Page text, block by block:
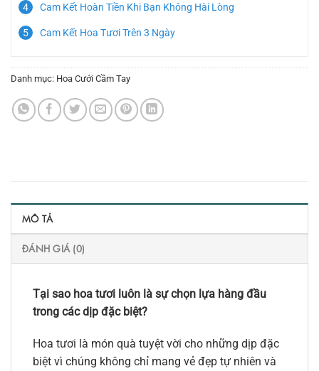
Cam Kết Hoàn Tiền Khi Bạn Không Hài Lòng
Cam Kết Hoa Tươi Trên 3 Ngày
Danh mục: Hoa Cưới Cầm Tay
MÔ TẢ
ĐÁNH GIÁ (0)
Tại sao hoa tươi luôn là sự chọn lựa hàng đầu
trong các dịp đặc biệt?
Hoa tươi là món quà tuyệt vời cho những dịp đặc
biệt vì chúng không chỉ mang vẻ đẹp tự nhiên và